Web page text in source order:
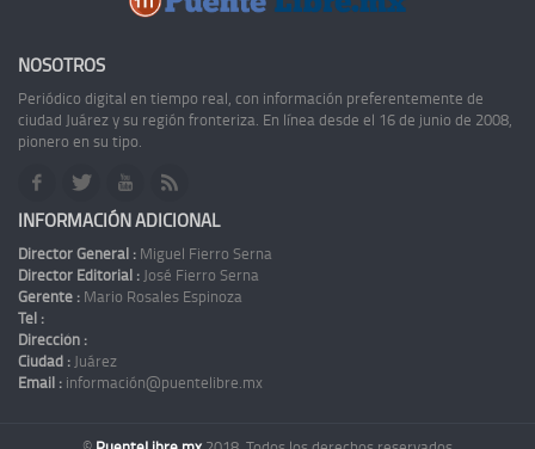
NOSOTROS
Periódico digital en tiempo real, con información preferentemente de
ciudad Juárez y su región fronteriza. En línea desde el 16 de junio de 2008,
pionero en su tipo.
INFORMACIÓN ADICIONAL
Director General : Miguel Fierro Serna
Director Editorial : José Fierro Serna
Gerente : Mario Rosales Espinoza
Tel :
Dirección :
Ciudad : Juárez
Email : información@puentelibre.mx